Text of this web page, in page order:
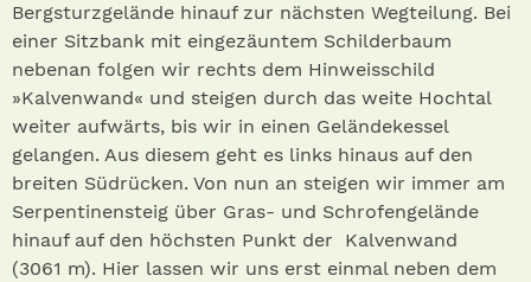
Bergsturzgelände hinauf zur nächsten Wegteilung. Bei
einer Sitzbank mit eingezäuntem Schilderbaum
nebenan folgen wir rechts dem Hinweisschild
»Kalvenwand« und steigen durch das weite Hochtal
weiter aufwärts, bis wir in einen Geländekessel
gelangen. Aus diesem geht es links hi­naus auf den
breiten Südrücken. Von nun an steigen wir immer am
Serpentinensteig über Gras- und Schrofengelände
hinauf auf den höchsten Punkt der Kalvenwand
(3061 m). Hier lassen wir uns erst einmal neben dem